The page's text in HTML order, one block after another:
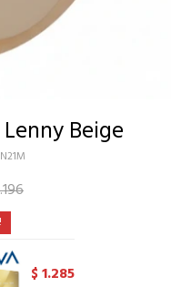
Beige
$1.285